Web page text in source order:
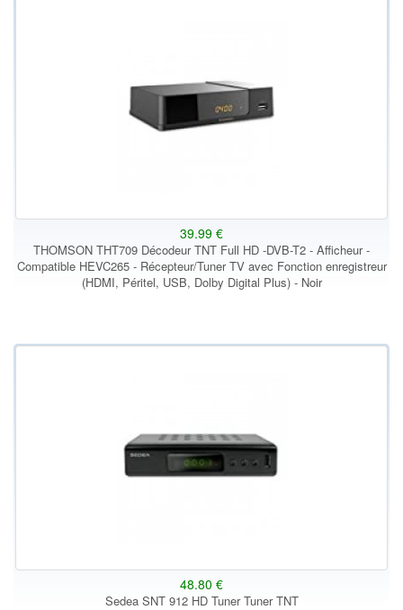
39.99 €
THOMSON THT709 Décodeur TNT Full HD -DVB-T2 - Afficheur -
Compatible HEVC265 - Récepteur/Tuner TV avec Fonction enregistreur
(HDMI, Péritel, USB, Dolby Digital Plus) - Noir
48.80 €
Sedea SNT 912 HD Tuner Tuner TNT